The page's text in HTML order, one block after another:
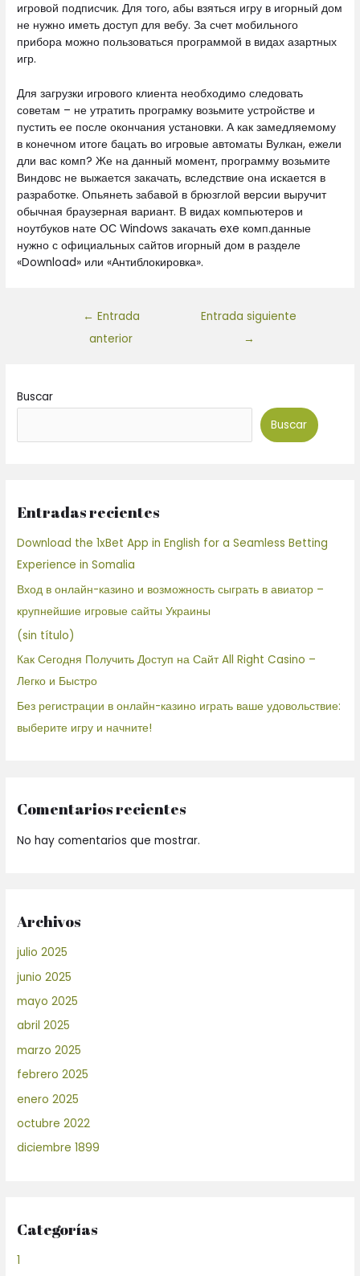
игровой подписчик. Для того, абы взяться игру в игорный дом
не нужно иметь доступ для вебу. За счет мобильного
прибора можно пользоваться программой в видах азартных
игр.
Для загрузки игрового клиента необходимо следовать
советам – не утратить програмку возьмите устройстве и
пустить ее после окончания установки. А как замедляемому
в конечном итоге бацать во игровые автоматы Вулкан, ежели
дли вас комп? Же на данный момент, программу возьмите
Виндовс не выжается закачать, вследствие она искается в
разработке. Опьянеть забавой в брюзглой версии выручит
обычная браузерная вариант. В видах компьютеров и
ноутбуков нате ОС Windows закачать exe комп.данные
нужно с официальных сайтов игорный дом в разделе
«Download» или «Антиблокировка».
← Entrada
anterior
Entrada siguiente
→
Buscar
Buscar
Entradas recientes
Download the 1xBet App in English for a Seamless Betting
Experience in Somalia
Вход в онлайн-казино и возможность сыграть в авиатор –
крупнейшие игровые сайты Украины
(sin título)
Как Сегодня Получить Доступ на Сайт All Right Casino –
Легко и Быстро
Без регистрации в онлайн-казино играть ваше удовольствие:
выберите игру и начните!
Comentarios recientes
No hay comentarios que mostrar.
Archivos
julio 2025
junio 2025
mayo 2025
abril 2025
marzo 2025
febrero 2025
enero 2025
octubre 2022
diciembre 1899
Categorías
1